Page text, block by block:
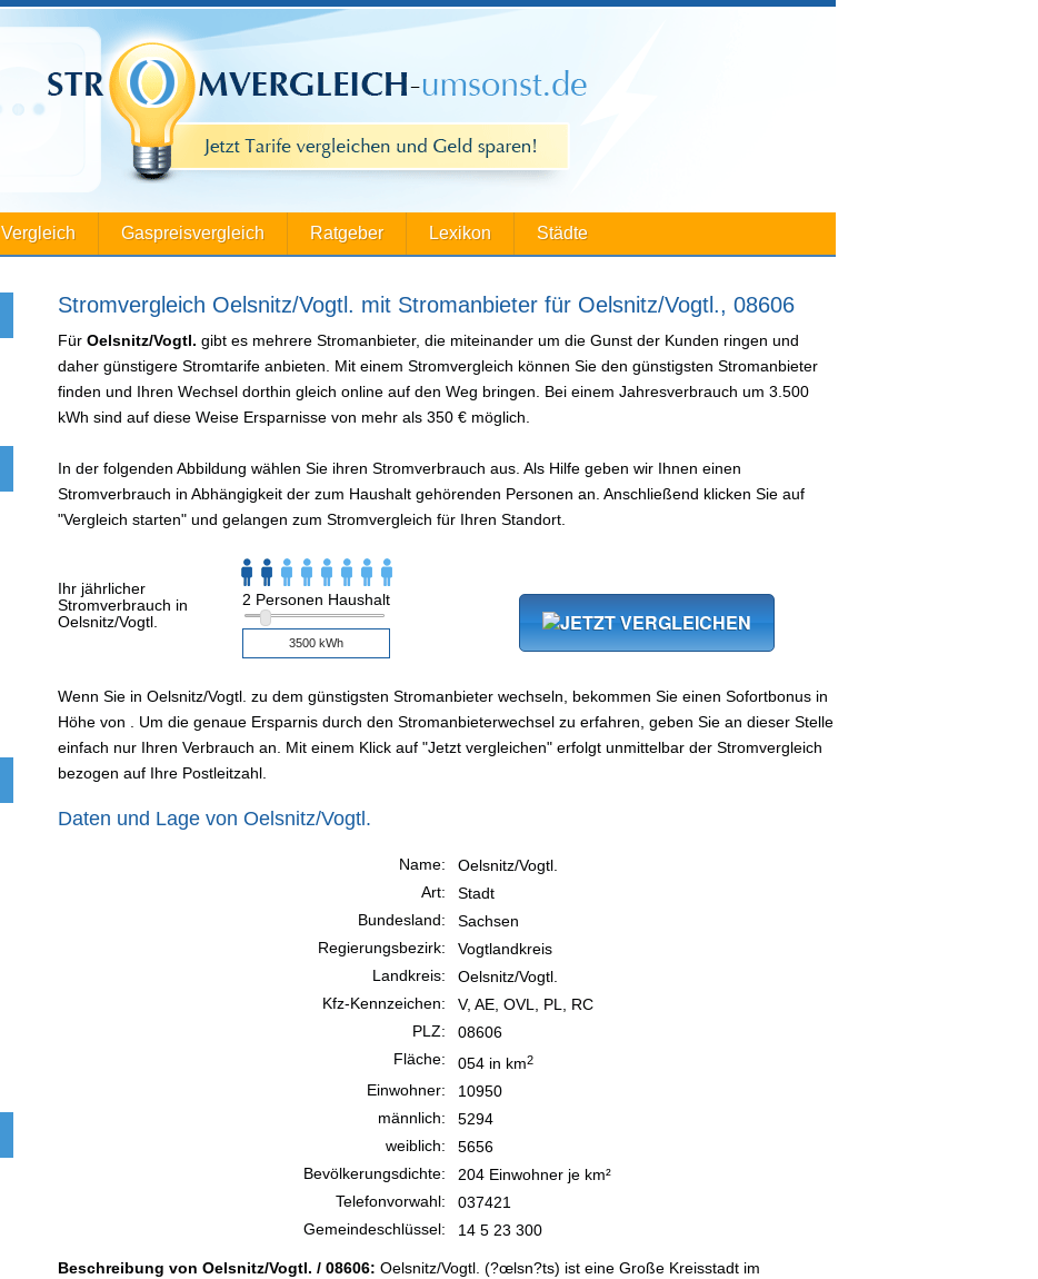
Vergleich Gaspreisvergleich Ratgeber Lexikon Städte
Stromvergleich Oelsnitz/Vogtl. mit Stromanbieter für Oelsnitz/Vogtl., 08606
Für Oelsnitz/Vogtl. gibt es mehrere Stromanbieter, die miteinander um die Gunst der Kunden ringen und
daher günstigere Stromtarife anbieten. Mit einem Stromvergleich können Sie den günstigsten Stromanbieter
finden und Ihren Wechsel dorthin gleich online auf den Weg bringen. Bei einem Jahresverbrauch um 3.500
kWh sind auf diese Weise Ersparnisse von mehr als 350 € möglich.
In der folgenden Abbildung wählen Sie ihren Stromverbrauch aus. Als Hilfe geben wir Ihnen einen
Stromverbrauch in Abhängigkeit der zum Haushalt gehörenden Personen an. Anschließend klicken Sie auf
"Vergleich starten" und gelangen zum Stromvergleich für Ihren Standort.
Ihr jährlicher
Stromverbrauch in
Oelsnitz/Vogtl.
2 Personen Haushalt
Wenn Sie in Oelsnitz/Vogtl. zu dem günstigsten Stromanbieter wechseln, bekommen Sie einen Sofortbonus in
Höhe von . Um die genaue Ersparnis durch den Stromanbieterwechsel zu erfahren, geben Sie an dieser Stelle
einfach nur Ihren Verbrauch an. Mit einem Klick auf "Jetzt vergleichen" erfolgt unmittelbar der Stromvergleich
bezogen auf Ihre Postleitzahl.
Daten und Lage von Oelsnitz/Vogtl.
Name:
Oelsnitz/Vogtl.
Art:
Stadt
Bundesland:
Sachsen
Regierungsbezirk:
Vogtlandkreis
Landkreis:
Oelsnitz/Vogtl.
Kfz-Kennzeichen:
V, AE, OVL, PL, RC
PLZ:
08606
Fläche:
054 in km2
Einwohner:
10950
männlich:
5294
weiblich:
5656
Bevölkerungsdichte:
204 Einwohner je km²
Telefonvorwahl:
037421
Gemeindeschlüssel:
14 5 23 300
Beschreibung von Oelsnitz/Vogtl. / 08606: Oelsnitz/Vogtl. (?œlsn?ts) ist eine Große Kreisstadt im